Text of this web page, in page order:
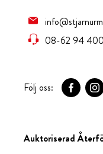
08-62 94 400
Följ oss:
Auktoriserad